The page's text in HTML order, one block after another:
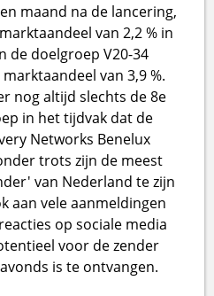
maand na de lancering,
van 2,2 % in
de doelgroep V20-34
van 3,9 %.
nog altijd slechts de 8e
in het tijdvak dat de
Networks Benelux
trots zijn de meest
van Nederland te zijn
aan vele aanmeldingen
op sociale media
voor de zender
is te ontvangen.